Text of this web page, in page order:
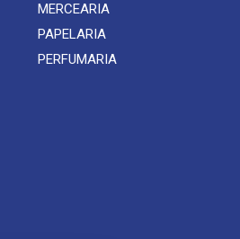
MERCEARIA
PAPELARIA
PERFUMARIA